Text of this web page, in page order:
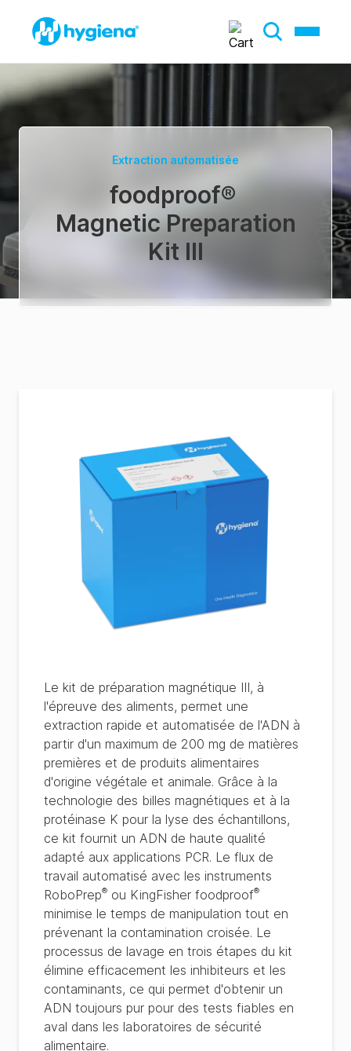
Extraction automatisée
foodproof®
Magnetic Preparation
Kit III
Le kit de préparation magnétique III, à
l'épreuve des aliments, permet une
extraction rapide et automatisée de l'ADN à
partir d'un maximum de 200 mg de matières
premières et de produits alimentaires
d'origine végétale et animale. Grâce à la
technologie des billes magnétiques et à la
protéinase K pour la lyse des échantillons,
ce kit fournit un ADN de haute qualité
adapté aux applications PCR. Le flux de
travail automatisé avec les instruments
RoboPrep® ou KingFisher foodproof®
minimise le temps de manipulation tout en
prévenant la contamination croisée. Le
processus de lavage en trois étapes du kit
élimine efficacement les inhibiteurs et les
contaminants, ce qui permet d'obtenir un
ADN toujours pur pour des tests fiables en
aval dans les laboratoires de sécurité
alimentaire.